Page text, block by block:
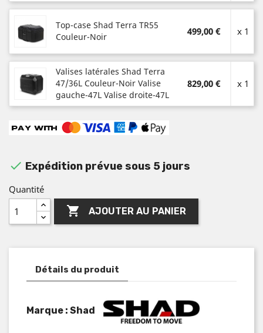
Top-case Shad Terra TR55
Couleur-Noir
499,00 € x 1
Valises latérales Shad Terra
47/36L Couleur-Noir Valise
gauche-47L Valise droite-47L
829,00 € x 1
 Expédition prévue sous 5 jours
Quantité
 AJOUTER AU PANIER
Détails du produit
Marque : Shad